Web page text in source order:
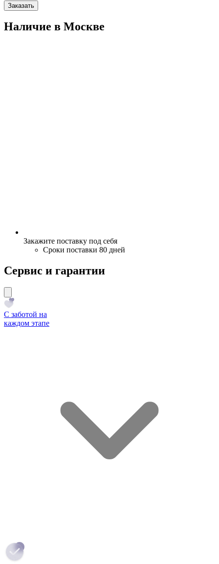
Заказать
Наличие в Москвe
Закажите поставку под себя
Сроки поставки 80 дней
Сервис и гарантии
С заботой на
каждом этапе